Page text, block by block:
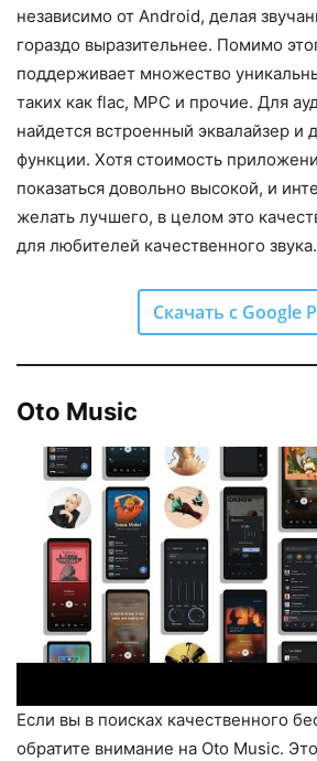
независимо от Android, делая
гораздо выразительнее. Помимо
поддерживает множество
таких как flac, MPC и прочие. Для
найдется встроенный эквалайзер и
функции. Хотя стоимость
показаться довольно высокой, и
желать лучшего, в целом это
для любителей качественного звука.
Скачать с Google
Oto Music
Если вы в поисках качественного
обратите внимание на Oto Music.